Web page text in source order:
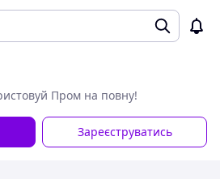
Пром на повну!
Зареєструватись